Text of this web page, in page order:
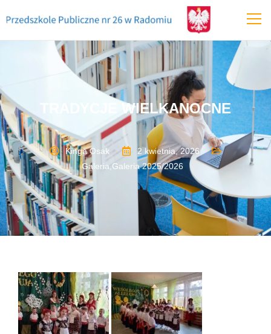
TRADYCJE WIELKANOCNE
Kinga Osak
2 kwietnia, 2026
Galeria,Galeria 2025/2026